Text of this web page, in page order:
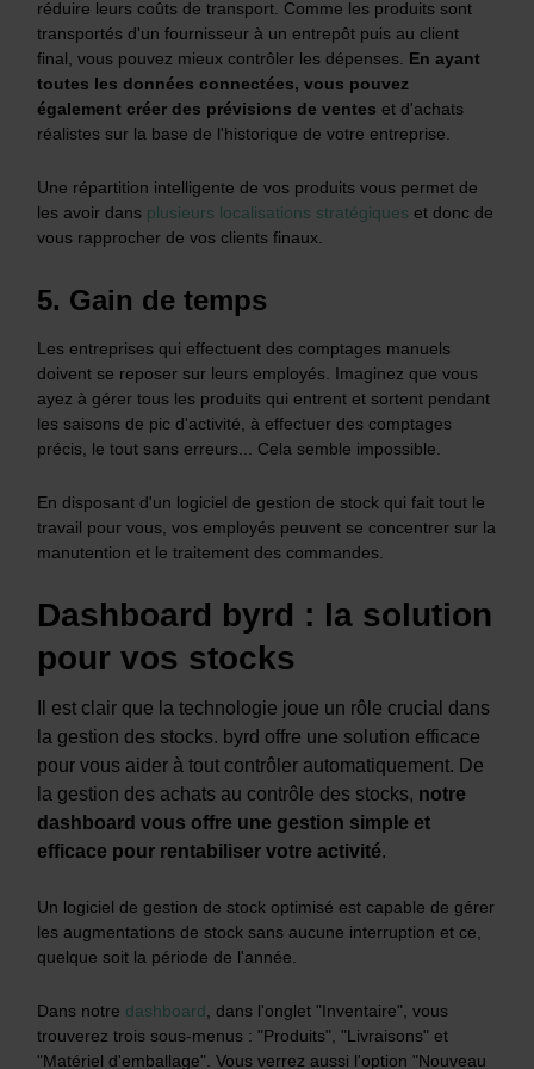
réduire leurs coûts de transport. Comme les produits sont
transportés d'un fournisseur à un entrepôt puis au client
final, vous pouvez mieux contrôler les dépenses. En ayant
toutes les données connectées, vous pouvez
également créer des prévisions de ventes et d'achats
réalistes sur la base de l'historique de votre entreprise.
Une répartition intelligente de vos produits vous permet de
les avoir dans plusieurs localisations stratégiques et donc de
vous rapprocher de vos clients finaux.
5. Gain de temps
Les entreprises qui effectuent des comptages manuels
doivent se reposer sur leurs employés. Imaginez que vous
ayez à gérer tous les produits qui entrent et sortent pendant
les saisons de pic d'activité, à effectuer des comptages
précis, le tout sans erreurs... Cela semble impossible.
En disposant d'un logiciel de gestion de stock qui fait tout le
travail pour vous, vos employés peuvent se concentrer sur la
manutention et le traitement des commandes.
Dashboard byrd : la solution
pour vos stocks
Il est clair que la technologie joue un rôle crucial dans
la gestion des stocks. byrd offre une solution efficace
pour vous aider à tout contrôler automatiquement. De
la gestion des achats au contrôle des stocks, notre
dashboard vous offre une gestion simple et
efficace pour rentabiliser votre activité.
Un logiciel de gestion de stock optimisé est capable de gérer
les augmentations de stock sans aucune interruption et ce,
quelque soit la période de l'année.
Dans notre dashboard, dans l'onglet "Inventaire", vous
trouverez trois sous-menus : "Produits", "Livraisons" et
"Matériel d'emballage". Vous verrez aussi l'option "Nouveau